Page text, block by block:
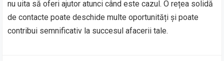
nu uita să oferi ajutor atunci când este cazul. O rețea solidă
de contacte poate deschide multe oportunități și poate
contribui semnificativ la succesul afacerii tale.